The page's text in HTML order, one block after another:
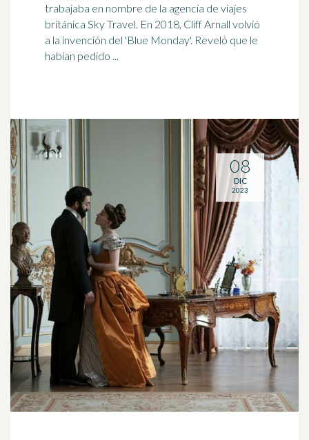
trabajaba en nombre de la agencia de viajes
británica Sky Travel. En 2018, Cliff Arnall volvió
a la invención del 'Blue Monday'. Reveló que le
habían pedido ...
08
DIC
2023